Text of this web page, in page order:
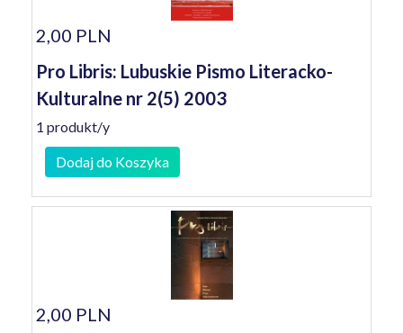
2,00 PLN
Pro Libris: Lubuskie Pismo Literacko-
Kulturalne nr 2(5) 2003
1 produkt/y
Dodaj do Koszyka
2,00 PLN